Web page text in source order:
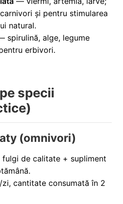
și pentru stimularea
natural.
spirulină, alge, legume
erbivori.
specii
(omnivori)
fulgi de calitate + supliment
zi, cantitate consumată în 2